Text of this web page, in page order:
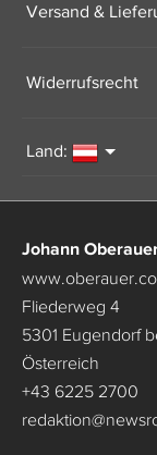
Versand &
Widerrufsrecht
Land:
Johann
Fliederweg 4
5301 Eugendorf
Österreich
+43 6225 2700
redaktion@